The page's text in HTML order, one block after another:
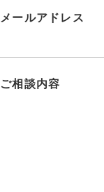
メールアドレス
ご相談内容